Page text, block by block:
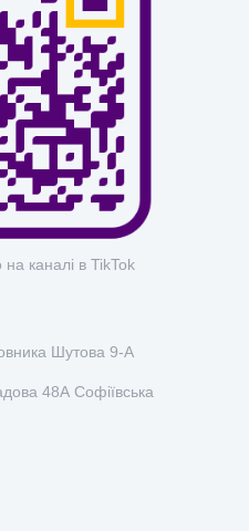
на каналі в TikTok
Шутова 9-А
48А Софіївська